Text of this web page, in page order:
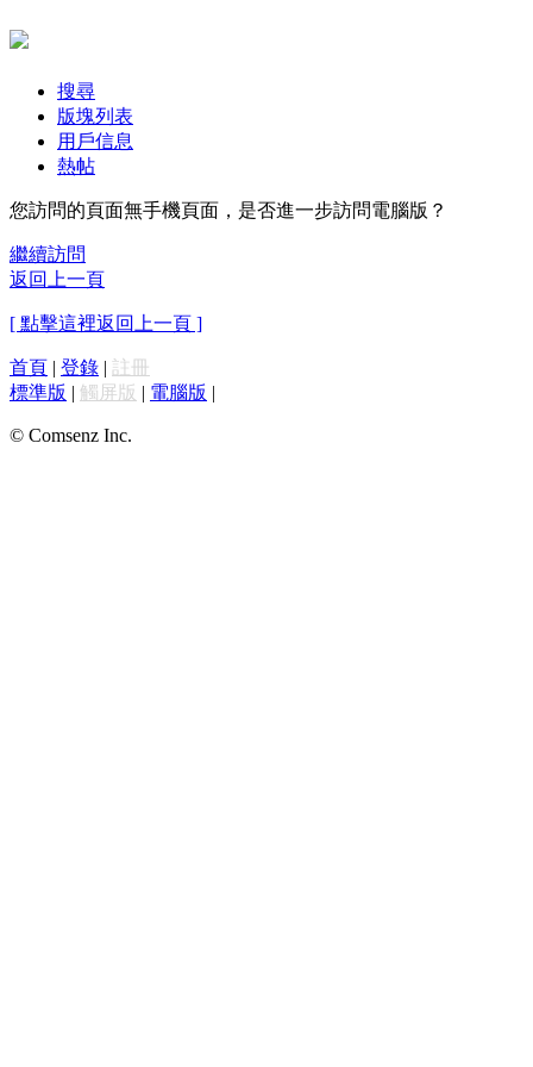
搜尋
版塊列表
用戶信息
熱帖
您訪問的頁面無手機頁面，是否進一步訪問電腦版？
繼續訪問
返回上一頁
[ 點擊這裡返回上一頁 ]
首頁 | 登錄 | 註冊
標準版 | 觸屏版 | 電腦版 |
© Comsenz Inc.